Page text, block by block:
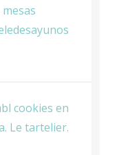
mesas
cookies en
Le tartelier.